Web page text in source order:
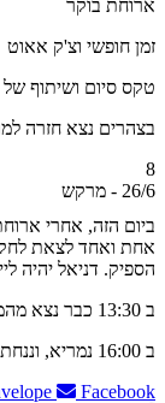
בוקר
וצ'ק אאוט
ושיתוף של
נצא חזרה למרקש,
הזה, אחרי ארוחת
ואחד לצאת לחקור
דניאל יהיה לייעץ
Envelope